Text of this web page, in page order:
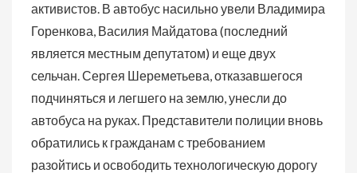
активистов. В автобус насильно увели Владимира
Горенкова, Василия Майдатова (последний
является местным депутатом) и еще двух
сельчан. Сергея Шереметьева, отказавшегося
подчиняться и легшего на землю, унесли до
автобуса на руках. Представители полиции вновь
обратились к гражданам с требованием
разойтись и освободить технологическую дорогу